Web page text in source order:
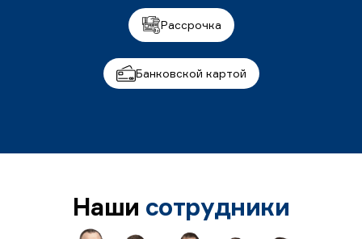
Рассрочка
Банковской картой
Наши сотрудники